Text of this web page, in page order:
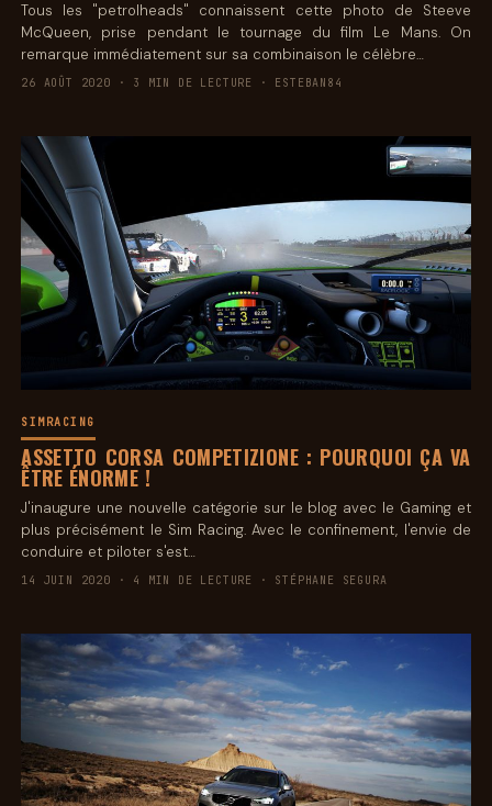
Tous les "petrolheads" connaissent cette photo de Steeve
McQueen, prise pendant le tournage du film Le Mans. On
remarque immédiatement sur sa combinaison le célèbre…
26 AOÛT 2020 · 3 MIN DE LECTURE · ESTEBAN84
SIMRACING
ASSETTO CORSA COMPETIZIONE : POURQUOI ÇA VA
ÊTRE ÉNORME !
J'inaugure une nouvelle catégorie sur le blog avec le Gaming et
plus précisément le Sim Racing. Avec le confinement, l'envie de
conduire et piloter s'est…
14 JUIN 2020 · 4 MIN DE LECTURE · STÉPHANE SEGURA